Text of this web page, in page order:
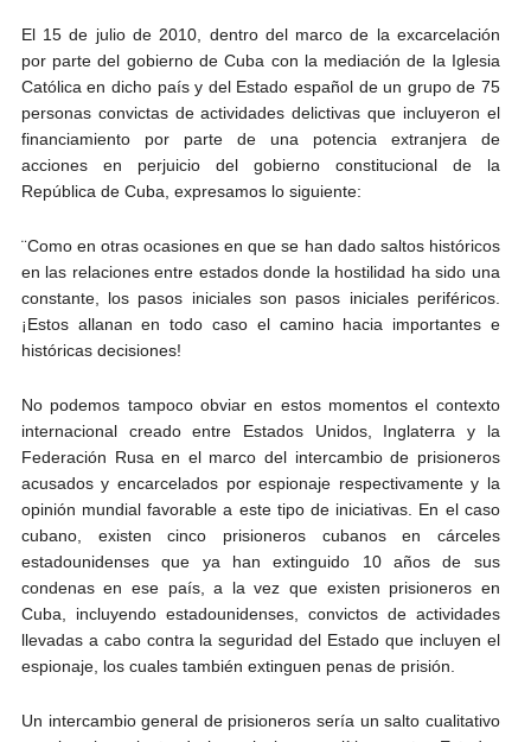
El 15 de julio de 2010, dentro del marco de la excarcelación
por parte del gobierno de Cuba con la mediación de la Iglesia
Católica en dicho país y del Estado español de un grupo de 75
personas convictas de actividades delictivas que incluyeron el
financiamiento por parte de una potencia extranjera de
acciones en perjuicio del gobierno constitucional de la
República de Cuba, expresamos lo siguiente:
¨Como en otras ocasiones en que se han dado saltos históricos
en las relaciones entre estados donde la hostilidad ha sido una
constante, los pasos iniciales son pasos iniciales periféricos.
¡Estos allanan en todo caso el camino hacia importantes e
históricas decisiones!
No podemos tampoco obviar en estos momentos el contexto
internacional creado entre Estados Unidos, Inglaterra y la
Federación Rusa en el marco del intercambio de prisioneros
acusados y encarcelados por espionaje respectivamente y la
opinión mundial favorable a este tipo de iniciativas. En el caso
cubano, existen cinco prisioneros cubanos en cárceles
estadounidenses que ya han extinguido 10 años de sus
condenas en ese país, a la vez que existen prisioneros en
Cuba, incluyendo estadounidenses, convictos de actividades
llevadas a cabo contra la seguridad del Estado que incluyen el
espionaje, los cuales también extinguen penas de prisión.
Un intercambio general de prisioneros sería un salto cualitativo